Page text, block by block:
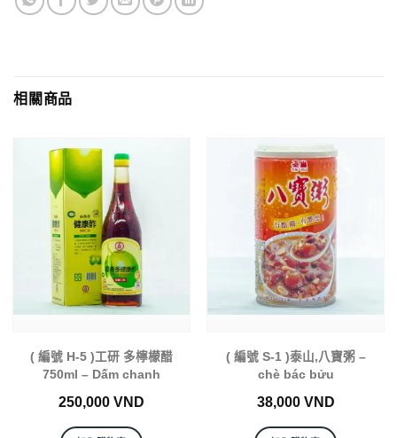
相關商品
( 編號 H-5 )工研 多檸檬醋
750ml – Dấm chanh
250,000 VND
( 編號 S-1 )泰山,八寶粥 –
chè bác bửu
38,000 VND